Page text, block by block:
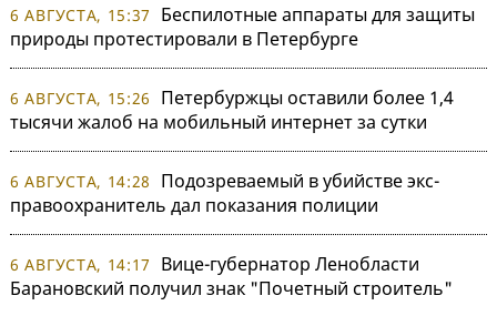
6 АВГУСТА, 15:37
Беспилотные аппараты для защиты
природы протестировали в Петербурге
6 АВГУСТА, 15:26
Петербуржцы оставили более 1,4
тысячи жалоб на мобильный интернет за сутки
6 АВГУСТА, 14:28
Подозреваемый в убийстве экс-
правоохранитель дал показания полиции
6 АВГУСТА, 14:17
Вице-губернатор Ленобласти
Барановский получил знак "Почетный строитель"